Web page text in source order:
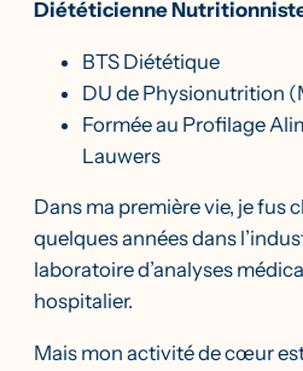
Diététicienne
BTS Diététique
DU de Physionutrition
Formée au Profilage
Lauwers
Dans ma première vie, je fus
quelques années dans
laboratoire d’analyses
hospitalier.
Mais mon activité de cœur